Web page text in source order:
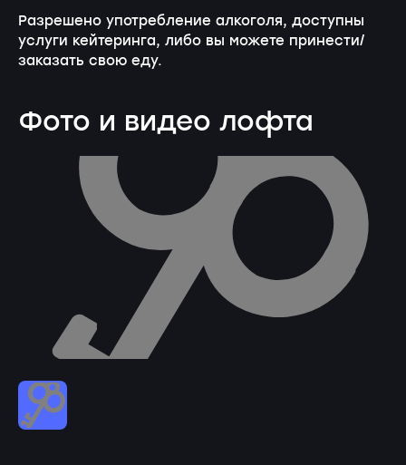
Разрешено употребление алкоголя, доступны
услуги кейтеринга, либо вы можете принести/
заказать свою еду.
Фото и видео лофта